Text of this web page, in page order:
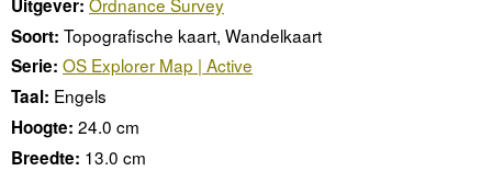
Uitgever:
Soort: Topografische kaart, Wandelkaart
Serie: OS Explorer Map | Active
Taal: Engels
Hoogte: 24.0 cm
Breedte: 13.0 cm